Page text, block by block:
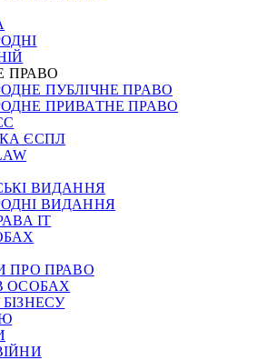
ПРАВО
ПУБЛІЧНЕ ПРАВО
ПРИВАТНЕ ПРАВО
ЄСПЛ
ВИДАННЯ
ВИДАННЯ
ІТ
ПРО ПРАВО
ОСОБАХ